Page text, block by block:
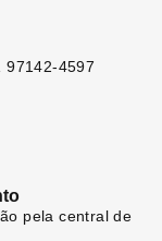
97142-4597
pela central de